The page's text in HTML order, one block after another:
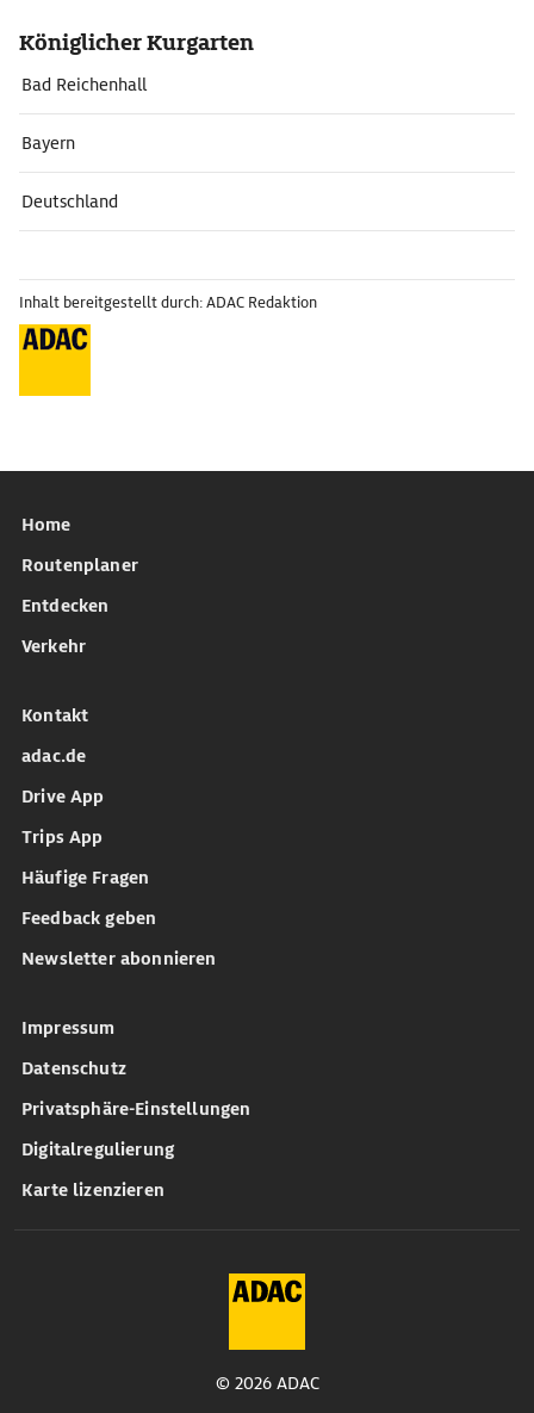
Königlicher Kurgarten
Bad Reichenhall
Bayern
Deutschland
Inhalt bereitgestellt durch: ADAC Redaktion
Home
Routenplaner
Entdecken
Verkehr
Kontakt
adac.de
Drive App
Trips App
Häufige Fragen
Feedback geben
Newsletter abonnieren
Impressum
Datenschutz
Privatsphäre-Einstellungen
Digitalregulierung
Karte lizenzieren
© 2026 ADAC